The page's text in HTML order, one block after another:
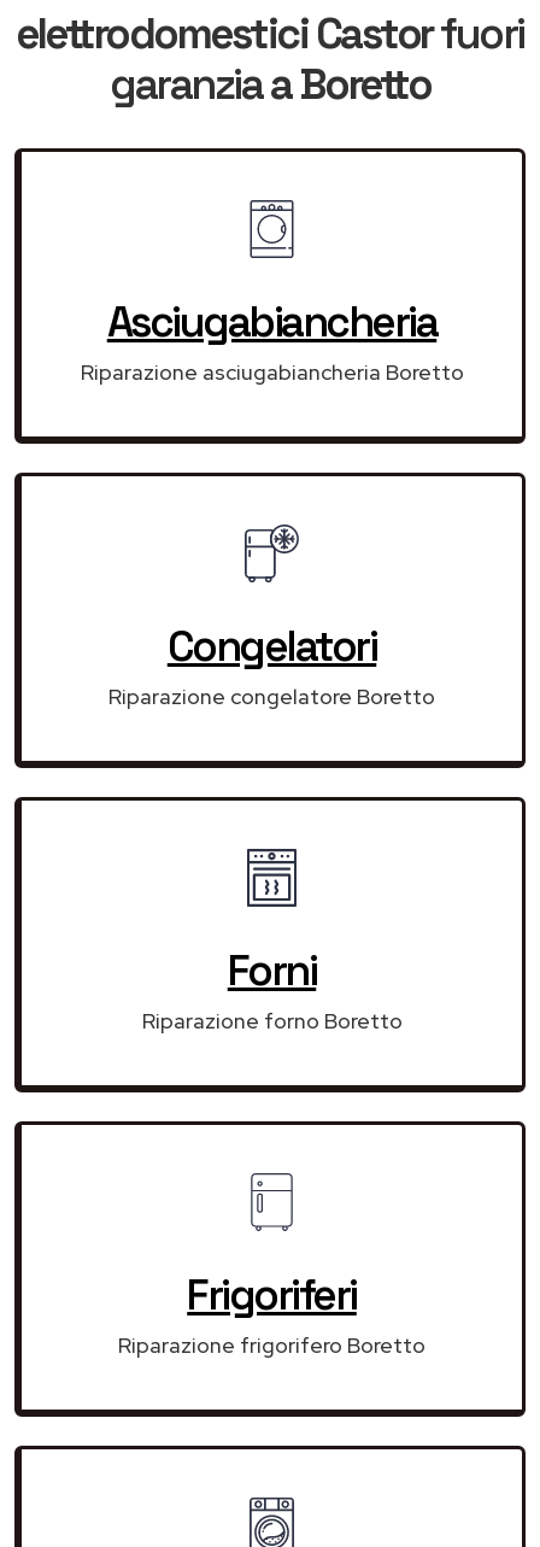
elettrodomestici Castorfuori
garanziaa Boretto
Asciugabiancheria
Riparazione asciugabiancheria Boretto
Congelatori
Riparazione congelatore Boretto
Forni
Riparazione forno Boretto
Frigoriferi
Riparazione frigorifero Boretto